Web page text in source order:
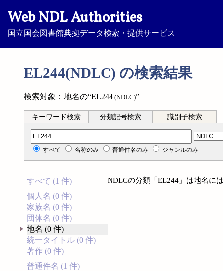
Web NDL Authorities
国立国会図書館典拠データ検索・提供サービス
EL244(NDLC) の検索結果
検索対象：地名の“EL244 (NDLC)”
キーワード検索 分類記号検索 識別子検索
分類記号検索
すべて 名称のみ 普通件名のみ ジャンルのみ
すべて (1 件)
個人名 (0 件)
家族名 (0 件)
団体名 (0 件)
地名 (0 件)
統一タイトル (0 件)
著作 (0 件)
普通件名 (1 件)
NDLCの分類「EL244」は地名に